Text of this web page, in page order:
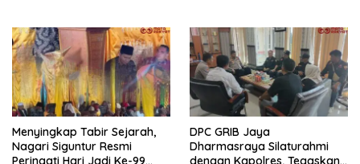
Kasih
Menyingkap Tabir Sejarah,
Nagari Siguntur Resmi
Peringati Hari Jadi Ke-99
DPC GRIB Jaya
Dharmasraya Silaturahmi
dengan Kapolres, Tegaskan